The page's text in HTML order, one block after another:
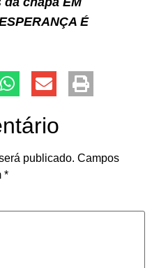
É
publicado. Campos
*